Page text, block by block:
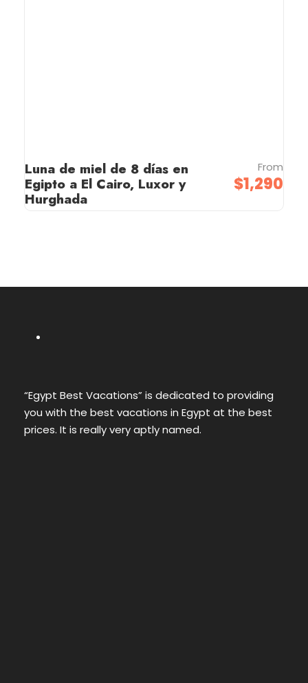
Luna de miel de 8 días en
Egipto a El Cairo, Luxor y
Hurghada
From
$1,290
“Egypt Best Vacations” is dedicated to providing
you with the best vacations in Egypt at the best
prices. It is really very aptly named.